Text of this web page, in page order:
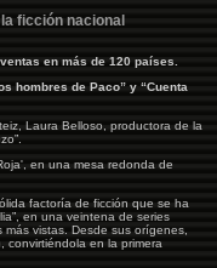
ficción nacional
en más de 120 países.
hombres de Paco” y “Cuenta
Laura Belloso, productora de la
en una mesa redonda de
factoría de ficción que se ha
en una veintena de series
vistas. Desde sus orígenes,
convirtiéndola en la primera